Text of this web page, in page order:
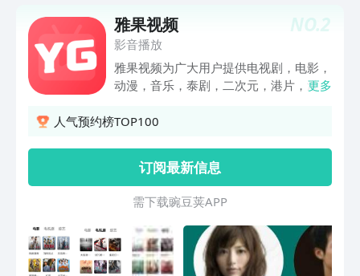
NO.2
雅果视频
影音播放
雅果视频为广大用户提供电视剧，电影，
动漫，音乐，泰剧，二次元，港片，港
讯，实时更新！ 你想看的想追的想关注
更多
人气预约榜TOP100
订阅最新信息
需 下 载 豌 豆 荚 A P P